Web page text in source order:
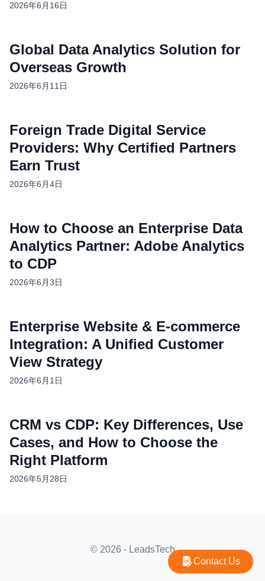
2026年6月16日
Global Data Analytics Solution for
Overseas Growth
2026年6月11日
Foreign Trade Digital Service
Providers: Why Certified Partners
Earn Trust
2026年6月4日
How to Choose an Enterprise Data
Analytics Partner: Adobe Analytics
to CDP
2026年6月3日
Enterprise Website & E-commerce
Integration: A Unified Customer
View Strategy
2026年6月1日
CRM vs CDP: Key Differences, Use
Cases, and How to Choose the
Right Platform
2026年5月28日
© 2026 - LeadsTech
Contact Us